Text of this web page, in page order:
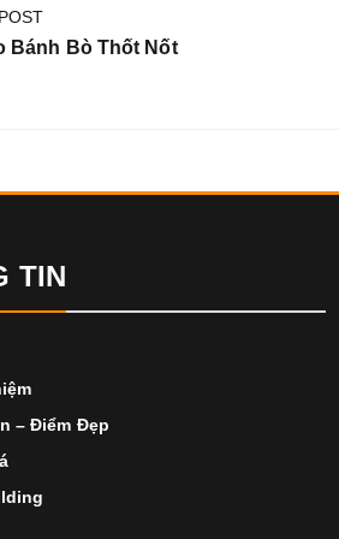
Bánh Bò Thốt Nốt
TIN
– Điểm Đẹp